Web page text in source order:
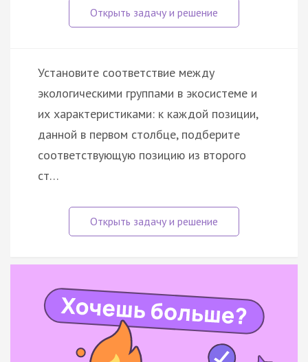
Установите соответствие между
экологическими группами в экосистеме и
их характеристиками: к каждой позиции,
данной в первом столбце, подберите
соответствующую позицию из второго
ст…